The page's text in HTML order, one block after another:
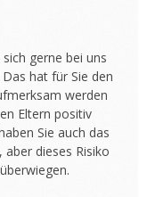
gerne bei uns
hat für Sie den
werden
Eltern positiv
Sie auch das
dieses Risiko